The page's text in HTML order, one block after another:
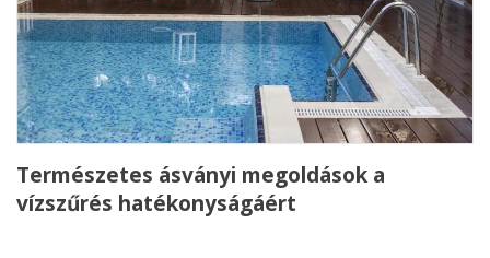
Természetes ásványi megoldások a
vízszűrés hatékonyságáért